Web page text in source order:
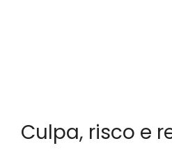
Culpa, risco e